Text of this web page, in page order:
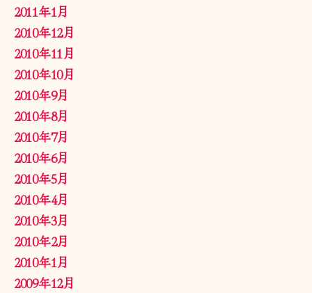
2011年1月
2010年12月
2010年11月
2010年10月
2010年9月
2010年8月
2010年7月
2010年6月
2010年5月
2010年4月
2010年3月
2010年2月
2010年1月
2009年12月